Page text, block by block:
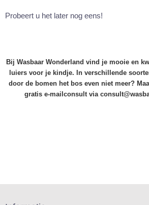
Probeert u het later nog eens!
Bij Wasbaar Wonderland vind je mooie en
luiers voor je kindje. In verschillende
door de bomen het bos even niet meer?
gratis e-mailconsult via